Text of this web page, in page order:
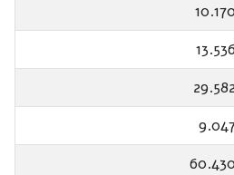
10.170
13.536
29.582
60.430